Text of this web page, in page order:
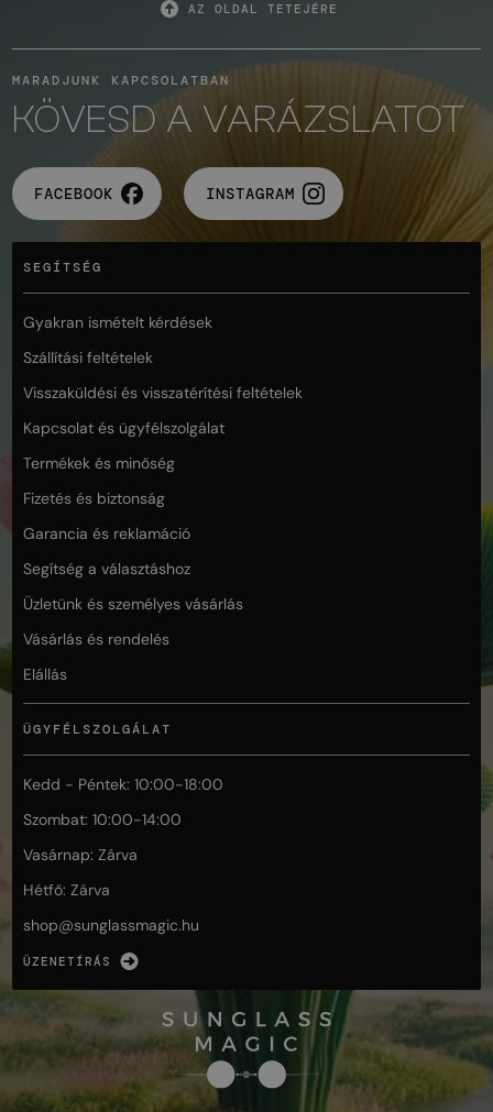
AZ OLDAL TETEJÉRE
MARADJUNK KAPCSOLATBAN
KÖVESD A VARÁZSLATOT
FACEBOOK INSTAGRAM
SEGÍTSÉG
Gyakran ismételt kérdések
Szállítási feltételek
Visszaküldési és visszatérítési feltételek
Kapcsolat és ügyfélszolgálat
Termékek és minőség
Fizetés és biztonság
Garancia és reklamáció
Segítség a választáshoz
Üzletünk és személyes vásárlás
Vásárlás és rendelés
Elállás
ÜGYFÉLSZOLGÁLAT
Kedd - Péntek: 10:00-18:00
Szombat: 10:00-14:00
Vasárnap: Zárva
Hétfő: Zárva
shop@sunglassmagic.hu
ÜZENETÍRÁS